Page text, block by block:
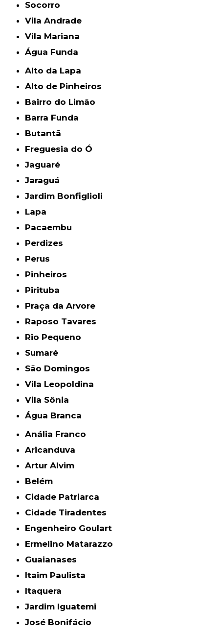
Socorro
Vila Andrade
Vila Mariana
Água Funda
Alto da Lapa
Alto de Pinheiros
Bairro do Limão
Barra Funda
Butantã
Freguesia do Ó
Jaguaré
Jaraguá
Jardim Bonfiglioli
Lapa
Pacaembu
Perdizes
Perus
Pinheiros
Pirituba
Praça da Arvore
Raposo Tavares
Rio Pequeno
Sumaré
São Domingos
Vila Leopoldina
Vila Sônia
Água Branca
Anália Franco
Aricanduva
Artur Alvim
Belém
Cidade Patriarca
Cidade Tiradentes
Engenheiro Goulart
Ermelino Matarazzo
Guaianases
Itaim Paulista
Itaquera
Jardim Iguatemi
José Bonifácio